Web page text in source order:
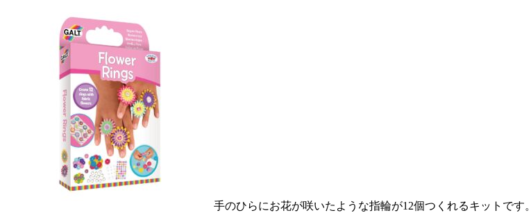
手のひらにお花が咲いたような指輪が12個つくれるキットです。